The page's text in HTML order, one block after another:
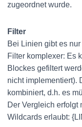
zugeordnet wurde.
Filter
Bei Linien gibt es
Filter komplexer: Es
Blockes gefiltert
nicht implementiert).
kombiniert, d.h. es
Der Vergleich
Wildcards erlaubt: